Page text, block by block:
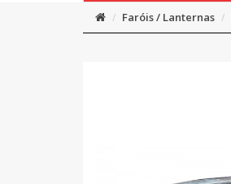
Faróis / Lanternas